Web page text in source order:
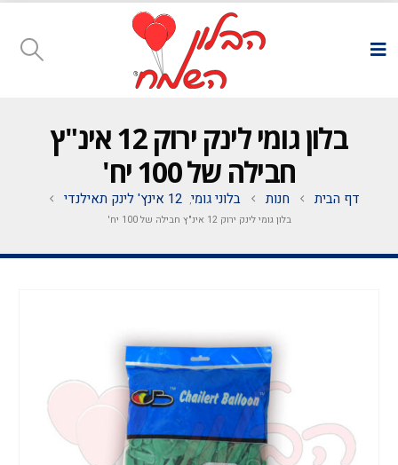
בלון גומי לינק ירוק 12 אינ"ץ
חבילה של 100 יח'
דף הבית חנות בלוני גומי, 12 אינץ' לינק תאילנדי
בלון גומי לינק ירוק 12 אינ"ץ חבילה של 100 יח'